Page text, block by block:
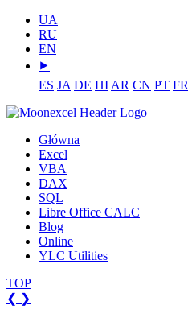
UA
RU
EN
⯈
ES JA DE HI AR CN PT FR
Główna
Excel
VBA
DAX
SQL
Libre Office CALC
Blog
Online
YLC Utilities
TOP
❮ ❯